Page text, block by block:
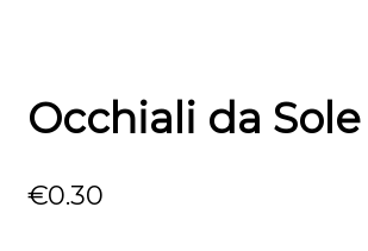
Occhiali da
€0.30